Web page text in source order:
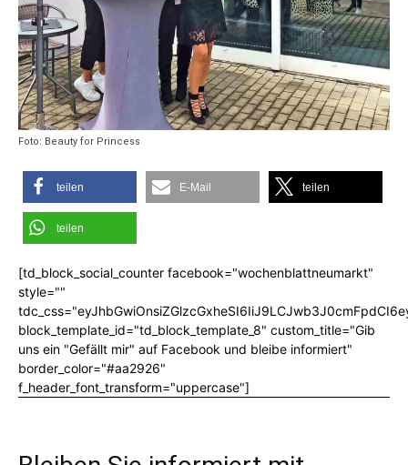
Foto: Beauty for Princess
teilen E-Mail teilen
teilen
[td_block_social_counter facebook="wochenblattneumarkt"
style=""
block_template_id="td_block_template_8" custom_title="Gib
uns ein "Gefällt mir" auf Facebook und bleibe informiert"
border_color="#aa2926"
f_header_font_transform="uppercase"]